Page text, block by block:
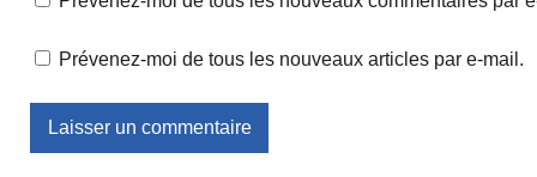
Prévenez-moi de tous les nouveaux articles par e-mail.